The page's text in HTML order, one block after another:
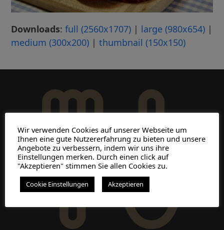
Downloads:full (2560x1707) | large (980x654) |
medium (300x200) |thumbnail (150x150)
Wir verwenden Cookies auf unserer Webseite um
Ihnen eine gute Nutzererfahrung zu bieten und unsere
Angebote zu verbessern, indem wir uns ihre
Einstellungen merken. Durch einen click auf
"Akzeptieren" stimmen Sie allen Cookies zu.
Cookie Einstellungen Akzeptieren